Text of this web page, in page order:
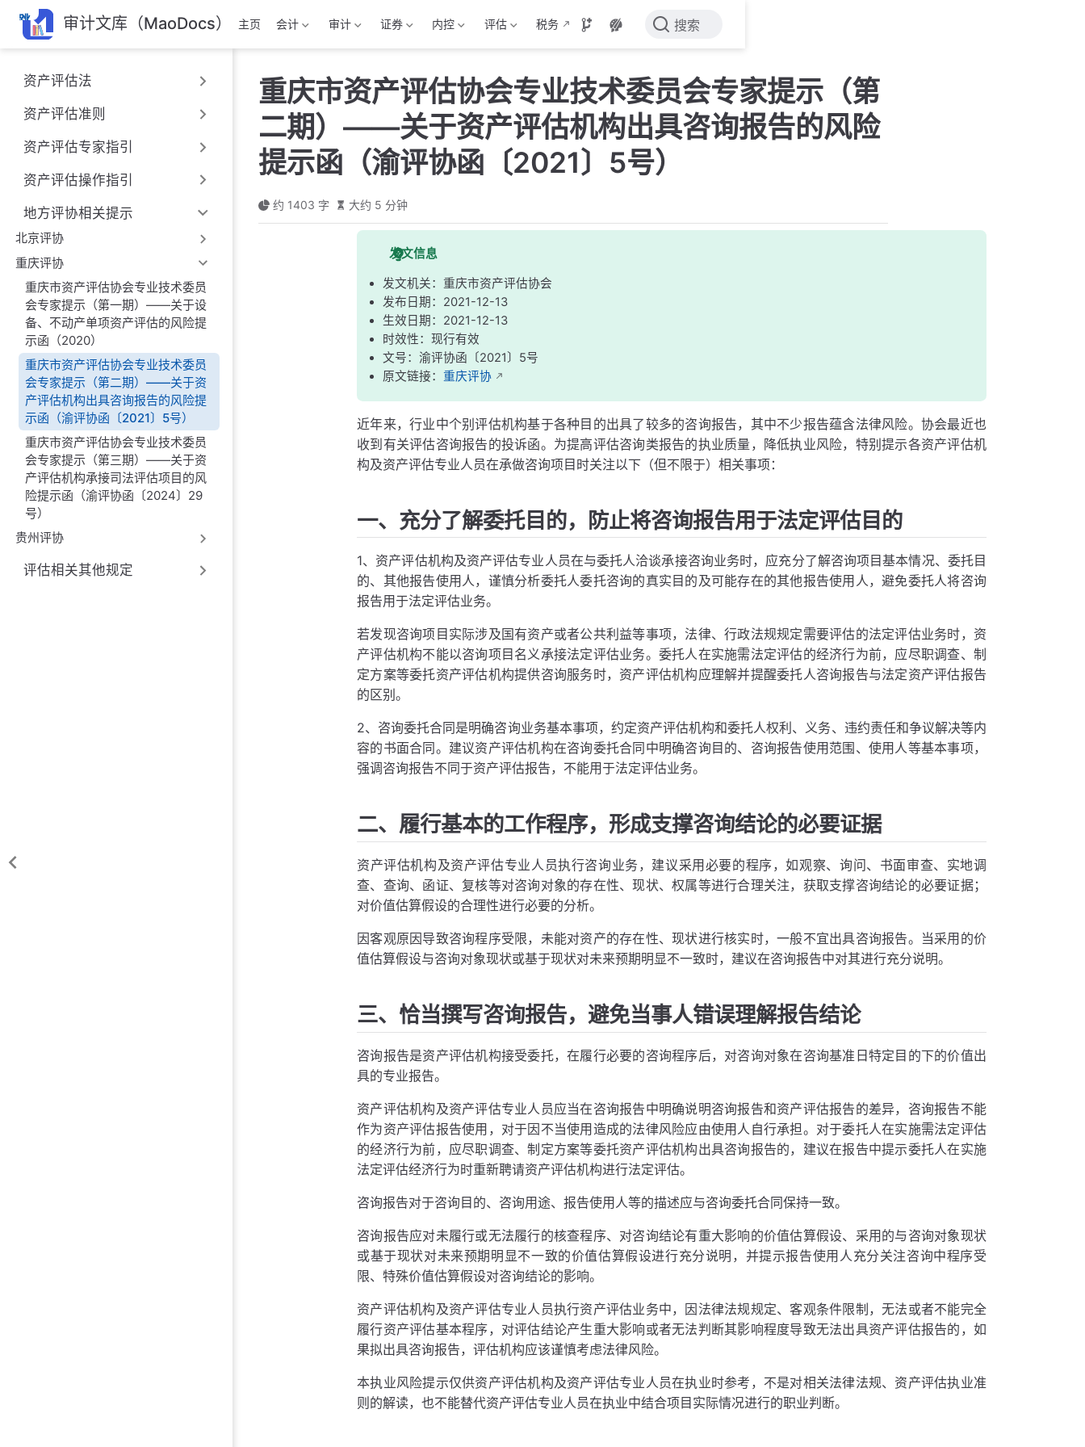
跳
至
主
內
容
审计文库（MaoDocs） 主页 会计 审计 证券 内控 评估 税务 搜索
资产评估法
资产评估准则
资产评估专家指引
资产评估操作指引
地方评协相关提示
北京评协
重庆评协
重庆市资产评估协会专业技术委员
会专家提示（第一期）——关于设
备、不动产单项资产评估的风险提
示函（2020）
重庆市资产评估协会专业技术委员
会专家提示（第二期）——关于资
产评估机构出具咨询报告的风险提
示函（渝评协函〔2021〕5号）
重庆市资产评估协会专业技术委员
会专家提示（第三期）——关于资
产评估机构承接司法评估项目的风
险提示函（渝评协函〔2024〕29
号）
贵州评协
评估相关其他规定
重庆市资产评估协会专业技术委员会专家提示（第
二期）——关于资产评估机构出具咨询报告的风险
提示函（渝评协函〔2021〕5号）
约 1403 字 大约 5 分钟
发文信息
发文机关：重庆市资产评估协会
发布日期：2021-12-13
生效日期：2021-12-13
时效性：现行有效
文号：渝评协函〔2021〕5号
原文链接：重庆评协
近年来，行业中个别评估机构基于各种目的出具了较多的咨询报告，其中不少报告蕴含法律风险。协会最近也
收到有关评估咨询报告的投诉函。为提高评估咨询类报告的执业质量，降低执业风险，特别提示各资产评估机
构及资产评估专业人员在承做咨询项目时关注以下（但不限于）相关事项：
一、充分了解委托目的，防止将咨询报告用于法定评估目的
1、资产评估机构及资产评估专业人员在与委托人洽谈承接咨询业务时，应充分了解咨询项目基本情况、委托目
的、其他报告使用人，谨慎分析委托人委托咨询的真实目的及可能存在的其他报告使用人，避免委托人将咨询
报告用于法定评估业务。
若发现咨询项目实际涉及国有资产或者公共利益等事项，法律、行政法规规定需要评估的法定评估业务时，资
产评估机构不能以咨询项目名义承接法定评估业务。委托人在实施需法定评估的经济行为前，应尽职调查、制
定方案等委托资产评估机构提供咨询服务时，资产评估机构应理解并提醒委托人咨询报告与法定资产评估报告
的区别。
2、咨询委托合同是明确咨询业务基本事项，约定资产评估机构和委托人权利、义务、违约责任和争议解决等内
容的书面合同。建议资产评估机构在咨询委托合同中明确咨询目的、咨询报告使用范围、使用人等基本事项，
强调咨询报告不同于资产评估报告，不能用于法定评估业务。
二、履行基本的工作程序，形成支撑咨询结论的必要证据
资产评估机构及资产评估专业人员执行咨询业务，建议采用必要的程序，如观察、询问、书面审查、实地调
查、查询、函证、复核等对咨询对象的存在性、现状、权属等进行合理关注，获取支撑咨询结论的必要证据；
对价值估算假设的合理性进行必要的分析。
因客观原因导致咨询程序受限，未能对资产的存在性、现状进行核实时，一般不宜出具咨询报告。当采用的价
值估算假设与咨询对象现状或基于现状对未来预期明显不一致时，建议在咨询报告中对其进行充分说明。
三、恰当撰写咨询报告，避免当事人错误理解报告结论
咨询报告是资产评估机构接受委托，在履行必要的咨询程序后，对咨询对象在咨询基准日特定目的下的价值出
具的专业报告。
资产评估机构及资产评估专业人员应当在咨询报告中明确说明咨询报告和资产评估报告的差异，咨询报告不能
作为资产评估报告使用，对于因不当使用造成的法律风险应由使用人自行承担。对于委托人在实施需法定评估
的经济行为前，应尽职调查、制定方案等委托资产评估机构出具咨询报告的，建议在报告中提示委托人在实施
法定评估经济行为时重新聘请资产评估机构进行法定评估。
咨询报告对于咨询目的、咨询用途、报告使用人等的描述应与咨询委托合同保持一致。
咨询报告应对未履行或无法履行的核查程序、对咨询结论有重大影响的价值估算假设、采用的与咨询对象现状
或基于现状对未来预期明显不一致的价值估算假设进行充分说明，并提示报告使用人充分关注咨询中程序受
限、特殊价值估算假设对咨询结论的影响。
资产评估机构及资产评估专业人员执行资产评估业务中，因法律法规规定、客观条件限制，无法或者不能完全
履行资产评估基本程序，对评估结论产生重大影响或者无法判断其影响程度导致无法出具资产评估报告的，如
果拟出具咨询报告，评估机构应该谨慎考虑法律风险。
本执业风险提示仅供资产评估机构及资产评估专业人员在执业时参考，不是对相关法律法规、资产评估执业准
则的解读，也不能替代资产评估专业人员在执业中结合项目实际情况进行的职业判断。